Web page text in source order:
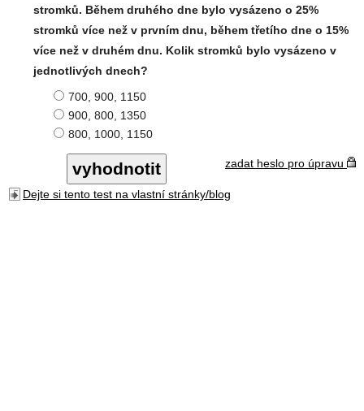
stromků. Během druhého dne bylo vysázeno o 25%
stromků více než v prvním dnu, během třetího dne o 15%
více než v druhém dnu. Kolik stromků bylo vysázeno v
jednotlivých dnech?
700, 900, 1150
900, 800, 1350
800, 1000, 1150
zadat heslo pro úpravu
Dejte si tento test na vlastní stránky/blog